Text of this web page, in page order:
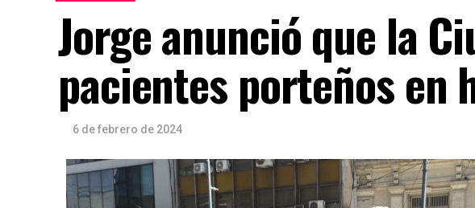
Jorge anunció que la
pacientes porteños en
6 de febrero de 2024